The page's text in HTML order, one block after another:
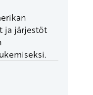
ja järjestöt